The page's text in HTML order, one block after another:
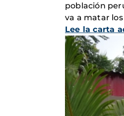
población
va a matar
Lee la carta